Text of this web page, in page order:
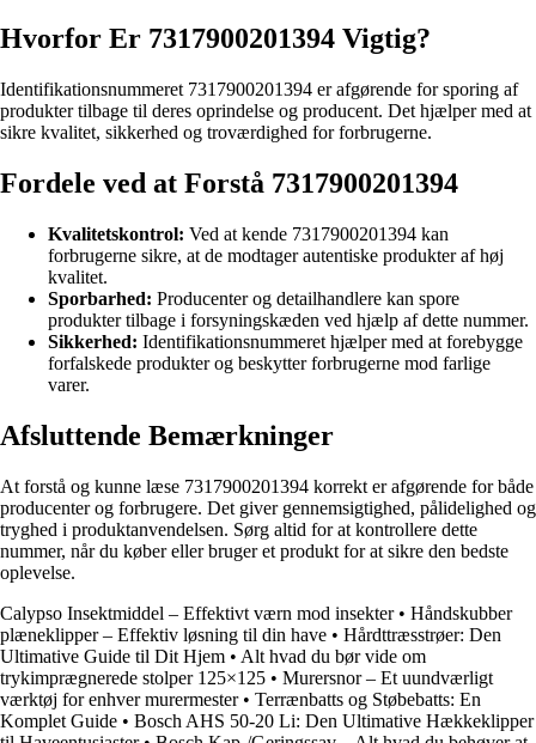
Hvorfor Er 7317900201394 Vigtig?
Identifikationsnummeret 7317900201394 er afgørende for sporing af
produkter tilbage til deres oprindelse og producent. Det hjælper med at
sikre kvalitet, sikkerhed og troværdighed for forbrugerne.
Fordele ved at Forstå 7317900201394
Kvalitetskontrol: Ved at kende 7317900201394 kan
forbrugerne sikre, at de modtager autentiske produkter af høj
kvalitet.
Sporbarhed: Producenter og detailhandlere kan spore
produkter tilbage i forsyningskæden ved hjælp af dette nummer.
Sikkerhed: Identifikationsnummeret hjælper med at forebygge
forfalskede produkter og beskytter forbrugerne mod farlige
varer.
Afsluttende Bemærkninger
At forstå og kunne læse 7317900201394 korrekt er afgørende for både
producenter og forbrugere. Det giver gennemsigtighed, pålidelighed og
tryghed i produktanvendelsen. Sørg altid for at kontrollere dette
nummer, når du køber eller bruger et produkt for at sikre den bedste
oplevelse.
Calypso Insektmiddel – Effektivt værn mod insekter• Håndskubber
plæneklipper – Effektiv løsning til din have • Hårdttræsstrøer: Den
Ultimative Guide til Dit Hjem • Alt hvad du bør vide om
trykimprægnerede stolper 125×125 • Murersnor – Et uundværligt
værktøj for enhver murermester• Terrænbatts og Støbebatts: En
Komplet Guide • Bosch AHS 50-20 Li: Den Ultimative Hækkeklipper